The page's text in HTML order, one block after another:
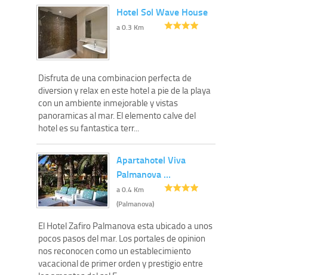
Hotel Sol Wave House
a 0.3 Km
Disfruta de una combinacion perfecta de
diversion y relax en este hotel a pie de la playa
con un ambiente inmejorable y vistas
panoramicas al mar. El elemento calve del
hotel es su fantastica terr...
Apartahotel Viva
Palmanova …
a 0.4 Km
(Palmanova)
El Hotel Zafiro Palmanova esta ubicado a unos
pocos pasos del mar. Los portales de opinion
nos reconocen como un establecimiento
vacacional de primer orden y prestigio entre